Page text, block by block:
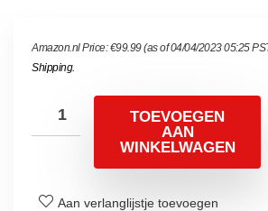
Amazon.nl Price:€99.99(as of 04/04/2023 05:25
Shipping.
TOEVOEGEN
AAN
WINKELWAGEN
Aan verlanglijstje toevoegen